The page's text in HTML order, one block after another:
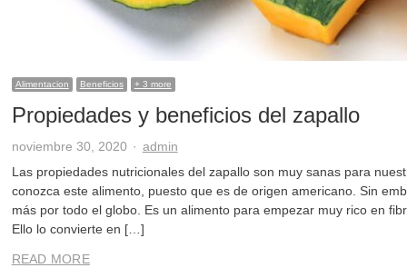
Alimentacion Beneficios + 3 more
Propiedades y beneficios del zapallo
noviembre 30, 2020 Author
admin
Las propiedades nutricionales del zapallo son muy sanas para
conozca este alimento, puesto que es de origen americano. Sin
más por todo el globo. Es un alimento para empezar muy rico en
Ello lo convierte en […]
READ MORE